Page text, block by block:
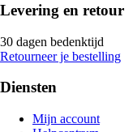
Levering en retour
30 dagen bedenktijd
Retourneer je bestelling
Diensten
Mijn account